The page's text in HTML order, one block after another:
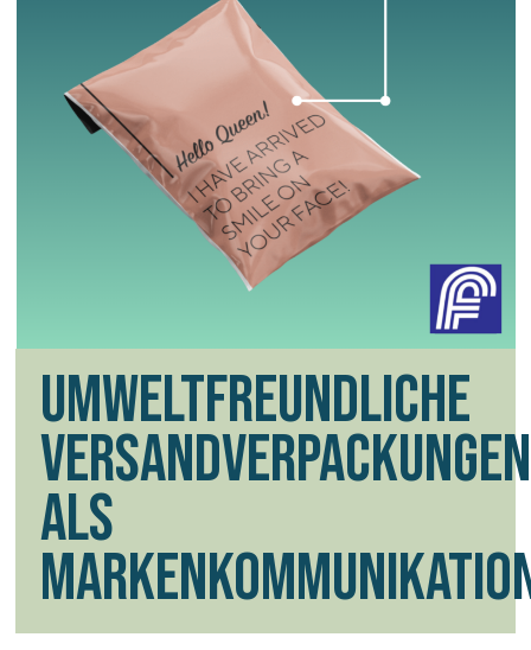
UMWELTFREUNDLICHE
VERSANDVERPACKUNGEN
ALS